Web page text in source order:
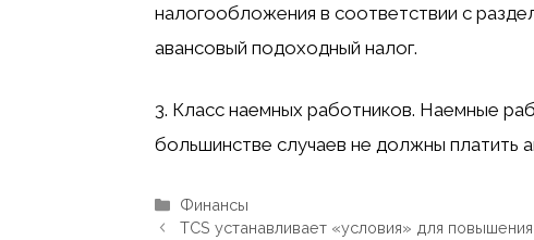
налогообложения в соответствии с
авансовый подоходный налог.
3. Класс наемных работников. Наемные
большинстве случаев не должны платить
Рубрики
Финансы
TCS устанавливает «условия» для